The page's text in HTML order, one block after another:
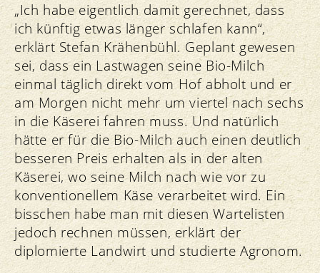
„Ich habe eigentlich damit gerechnet, dass
ich künftig etwas länger schlafen kann“,
erklärt Stefan Krähenbühl. Geplant gewesen
sei, dass ein Lastwagen seine Bio-Milch
einmal täglich direkt vom Hof abholt und er
am Morgen nicht mehr um viertel nach sechs
in die Käserei fahren muss. Und natürlich
hätte er für die Bio-Milch auch einen deutlich
besseren Preis erhalten als in der alten
Käserei, wo seine Milch nach wie vor zu
konventionellem Käse verarbeitet wird. Ein
bisschen habe man mit diesen Wartelisten
jedoch rechnen müssen, erklärt der
diplomierte Landwirt und studierte Agronom.